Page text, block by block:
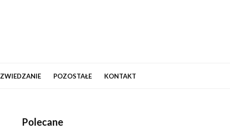
ZWIEDZANIE POZOSTAŁE KONTAKT
Polecane